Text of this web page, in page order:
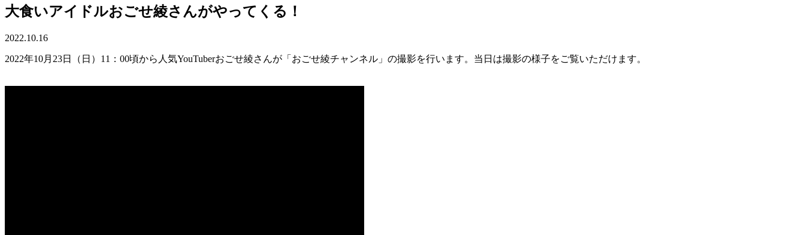
大食いアイドルおごせ綾さんがやってくる！
2022.10.16
2022年10月23日（日）11：00頃から人気YouTuberおごせ綾さんが「おごせ綾チャンネル」の撮影を行います。当日は撮影の様子をご覧いただけます。